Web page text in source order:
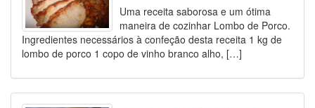
Uma receita saborosa e um ótima
maneira de cozinhar Lombo de Porco.
Ingredientes necessários à confeção desta receita 1 kg de
lombo de porco 1 copo de vinho branco alho, […]